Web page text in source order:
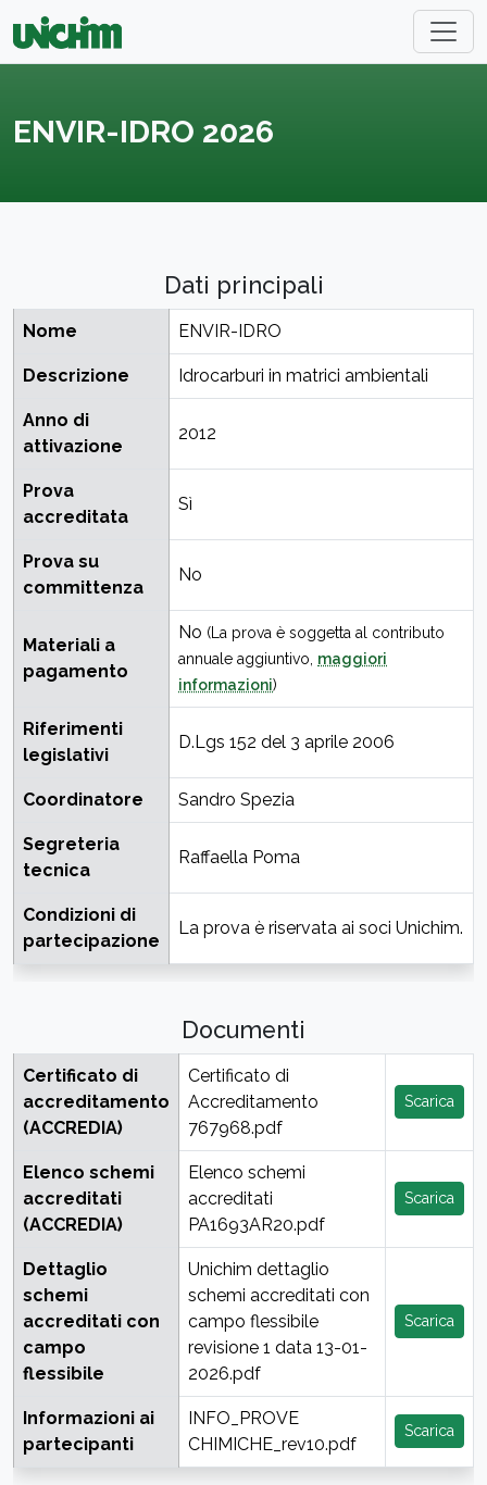
ENVIR-IDRO 2026
Dati principali
Nome ENVIR-IDRO
Descrizione Idrocarburi in matrici ambientali
Anno di
attivazione
2012
Prova
accreditata
Sì
Prova su
committenza
No
Materiali a
pagamento
No (La prova è soggetta al contributo
annuale aggiuntivo, maggiori
informazioni)
Riferimenti
legislativi
D.Lgs 152 del 3 aprile 2006
Coordinatore Sandro Spezia
Segreteria
tecnica
Raffaella Poma
Condizioni di
partecipazione
La prova è riservata ai soci Unichim.
Documenti
Certificato di
accreditamento
(ACCREDIA)
Certificato di
Accreditamento
767968.pdf
Scarica
Elenco schemi
accreditati
(ACCREDIA)
Elenco schemi
accreditati
PA1693AR20.pdf
Scarica
Dettaglio
schemi
accreditati con
campo
flessibile
Unichim dettaglio
schemi accreditati con
campo flessibile
revisione 1 data 13-01-
2026.pdf
Scarica
Informazioni ai
partecipanti
INFO_PROVE
CHIMICHE_rev10.pdf
Scarica